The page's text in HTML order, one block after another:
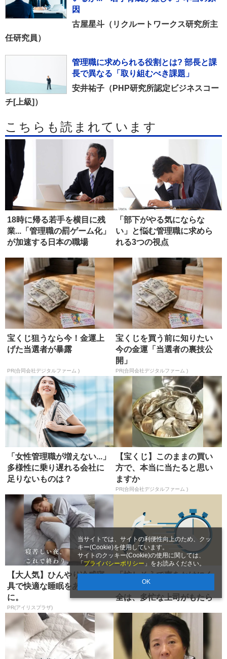
当サイトでは、サイトの利便性向上のため、クッ
キー(Cookie)を使用しています。
サイトのクッキー(Cookie)の使用に関しては、
「 プライバシーポリシー 」をお読みください。
OK
因
古屋星斗（リクルートワークス研究所主
任研究員）
管理職に求められる役割とは? 部長と課
長で異なる「取り組むべき課題」
安井祐子（PHP研究所認定ビジネスコー
チ[上級]）
こちらも読まれています
18時に帰る若手を横目に残
業...「管理職の罰ゲーム化」
が加速する日本の職場
「部下がやる気にならな
い」と悩む管理職に求めら
れる3つの視点
宝くじ狙うなら今！金運上
げた当選者が暴露
PR(合同会社デジタルファーム )
宝くじを買う前に知りたい
今の金運「当選者の裏技公
開」
PR(合同会社デジタルファーム )
「女性管理職が増えない...」
多様性に乗り遅れる会社に
足りないものは？
【宝くじ】このままの買い
方で、本当に当たると思い
ますか
PR(合同会社デジタルファーム )
【大人気】ひんやり冷感寝
具で快適な睡眠をあなた
に。
PR(アイリスプラザ)
「忙しそうで声をかけにく
い」コミュニケーション不
全は、多忙な上司がもたら